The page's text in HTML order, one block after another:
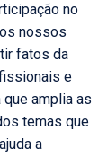
no
nossos
fatos da
e
amplia as
temas que
a